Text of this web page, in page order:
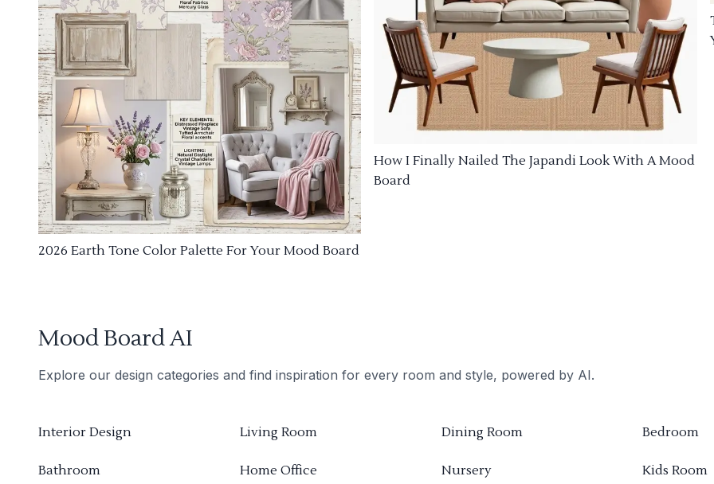
2026 Earth Tone Color Palette For Your Mood Board
How I Finally Nailed The Japandi Look With A Mood
Board
Mood Board AI
Explore our design categories and find inspiration for every room and style, powered by AI.
Interior Design Living Room Dining Room Bedroom
Bathroom Home Office Nursery Kids Room